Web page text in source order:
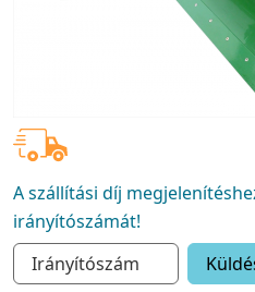
A szállítási díj
irányítószámát!